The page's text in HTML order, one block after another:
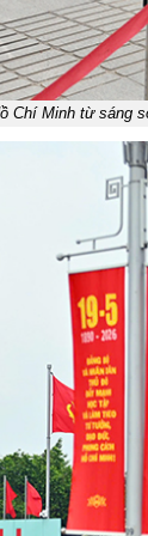
Chí Minh từ sáng